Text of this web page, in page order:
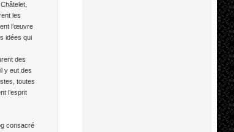
les
l’œuvre
idées qui
des
y eut des
toutes
l’esprit
consacré